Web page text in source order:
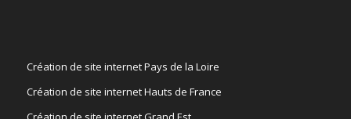
Création de site internet Pays de la Loire
Création de site internet Hauts de France